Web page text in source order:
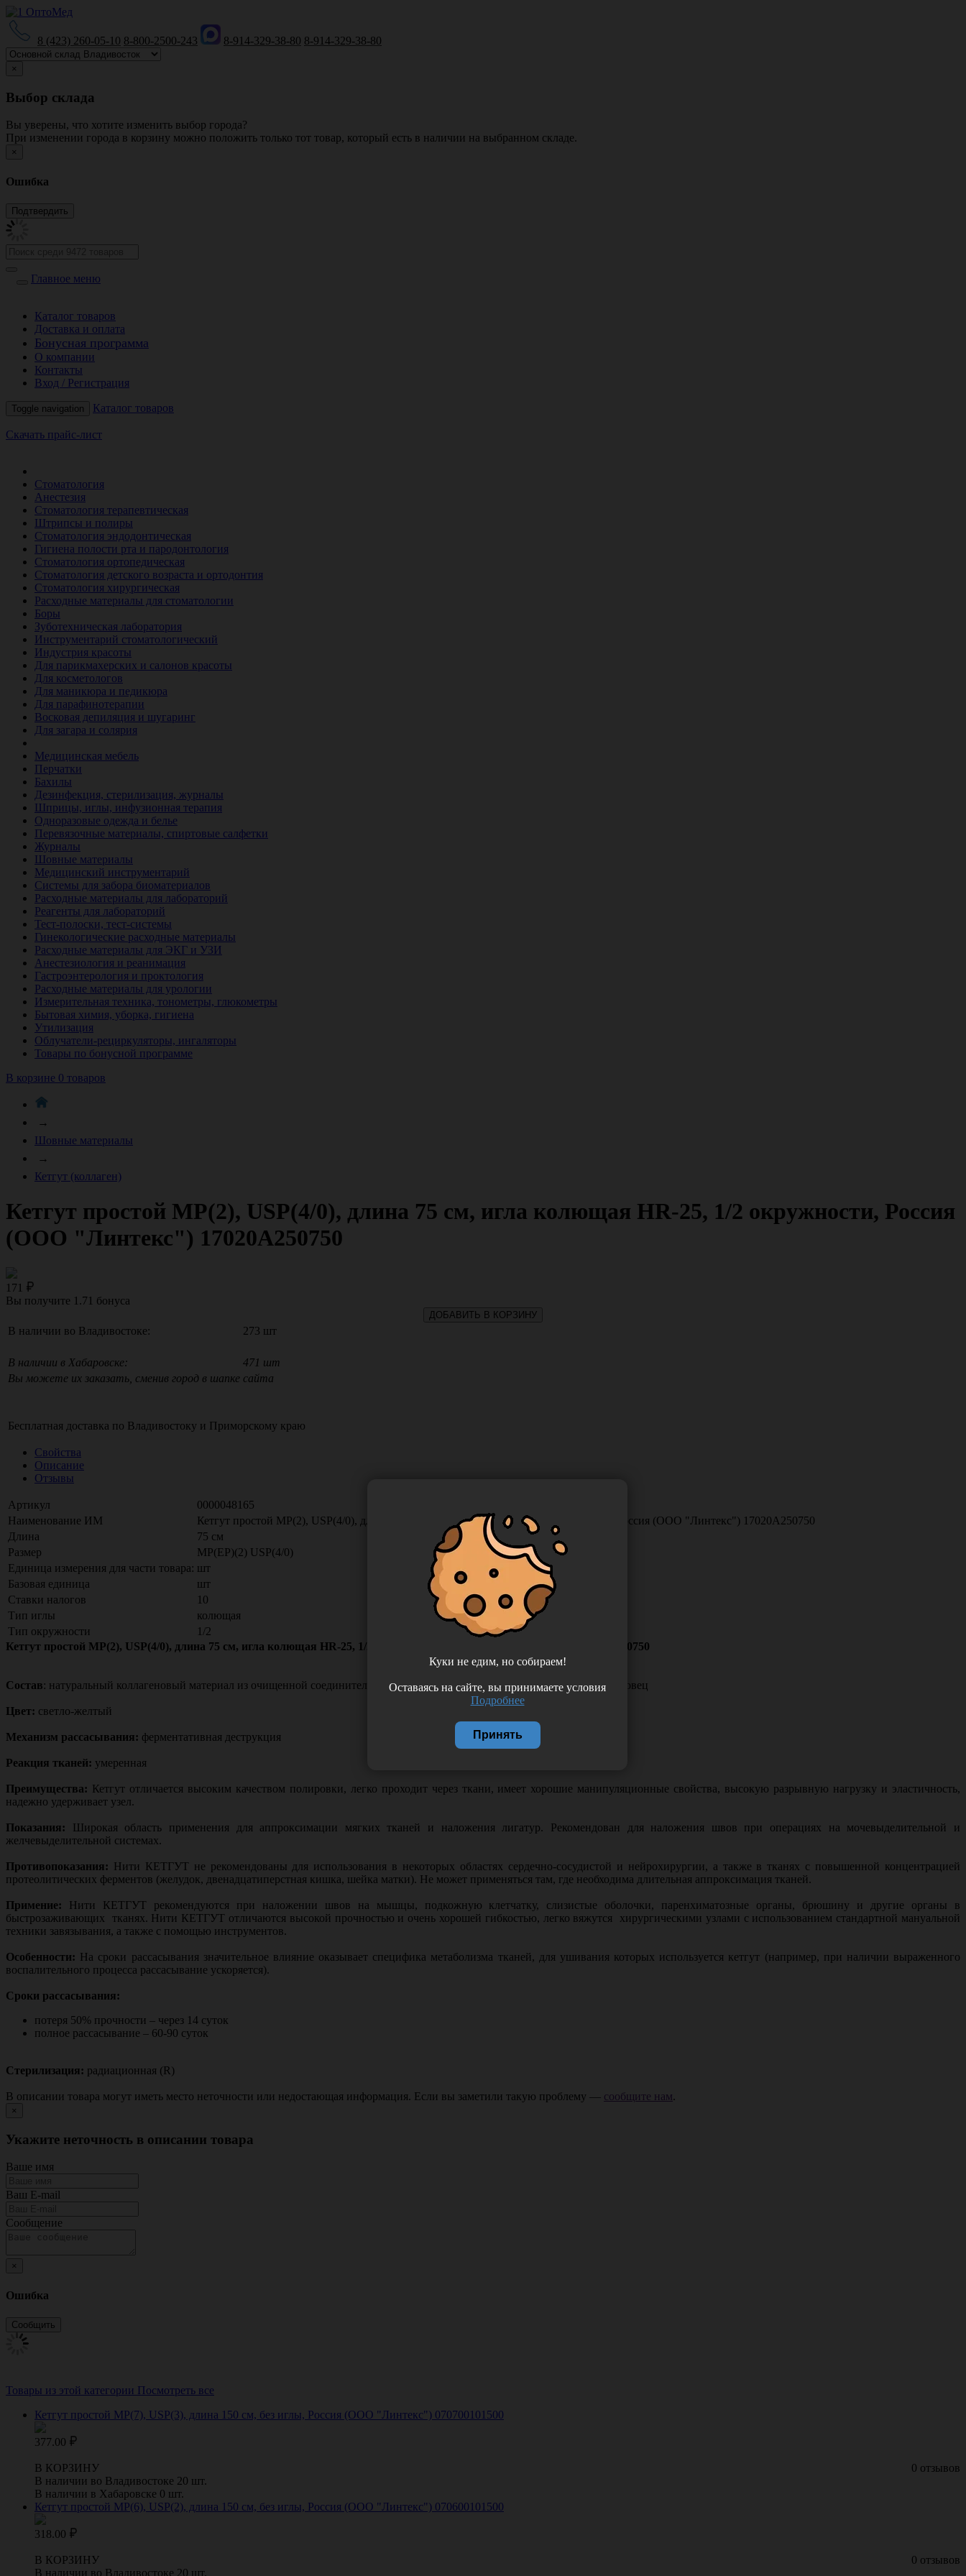
8 (423) 260-05-10 8-800-2500-243 8-914-329-38-80 8-914-329-38-80
×
Выбор склада
Вы уверены, что хотите изменить выбор города?
При изменении города в корзину можно положить только тот товар, который есть в наличии на выбранном складе.
×
Ошибка
Главное меню
Каталог товаров
Доставка и оплата
Бонусная программа
О компании
Контакты
Вход / Регистрация
Toggle navigation Каталог товаров
Скачать прайс-лист
Стоматология
Анестезия
Стоматология терапевтическая
Штрипсы и полиры
Стоматология эндодонтическая
Гигиена полости рта и пародонтология
Стоматология ортопедическая
Стоматология детского возраста и ортодонтия
Стоматология хирургическая
Расходные материалы для стоматологии
Боры
Зуботехническая лаборатория
Инструментарий стоматологический
Индустрия красоты
Для парикмахерских и салонов красоты
Для косметологов
Для маникюра и педикюра
Для парафинотерапии
Восковая депиляция и шугаринг
Для загара и солярия
Медицинская мебель
Перчатки
Бахилы
Дезинфекция, стерилизация, журналы
Шприцы, иглы, инфузионная терапия
Одноразовые одежда и белье
Перевязочные материалы, спиртовые салфетки
Журналы
Шовные материалы
Медицинский инструментарий
Системы для забора биоматериалов
Расходные материалы для лабораторий
Реагенты для лабораторий
Тест-полоски, тест-системы
Гинекологические расходные материалы
Расходные материалы для ЭКГ и УЗИ
Анестезиология и реанимация
Гастроэнтерология и проктология
Расходные материалы для урологии
Измерительная техника, тонометры, глюкометры
Бытовая химия, уборка, гигиена
Утилизация
Облучатели-рециркуляторы, ингаляторы
Товары по бонусной программе
В корзине 0 товаров
→
Шовные материалы
→
Кетгут (коллаген)
Кетгут простой МР(2), USР(4/0), длина 75 см, игла колющая HR-25, 1/2 окружности, Россия
(ООО "Линтекс") 17020A250750
171
Вы получите 1.71 бонуса
ДОБАВИТЬ В КОРЗИНУ
В наличии во Владивостоке: 273 шт
В наличии в Хабаровске:
471 шт
Вы можете их заказать, сменив город в шапке сайта
Бесплатная доставка по Владивостоку и Приморскому краю
Свойства
Описание
Отзывы
Артикул
0000048165
Наименование ИМ
Кетгут простой МР(2), USР(4/0), длина 75 см, игла колющая HR-25, 1/2 окружности, Россия (ООО "Линтекс") 17020A250750
Длина
75 см
Размер
МР(EP)(2) USР(4/0)
Единица измерения для части товара: шт
Базовая единица
шт
Ставки налогов
10
Тип иглы
колющая
Тип окружности
1/2
Кетгут простой МР(2), USР(4/0), длина 75 см, игла колющая HR-25, 1/2 окружности, Россия (ООО "Линтекс") 17020A250750
Состав: натуральный коллагеновый материал из очищенной соединительной ткани подслизистого слоя тонкого кишечника овец
Цвет: светло-желтый
Механизм рассасывания: ферментативная деструкция
Реакция тканей: умеренная
Преимущества: Кетгут отличается высоким качеством полировки, легко проходит через ткани, имеет хорошие манипуляционные свойства, высокую разрывную нагрузку и эластичность,
надежно удерживает узел.
Показания: Широкая область применения для аппроксимации мягких тканей и наложения лигатур. Рекомендован для наложения швов при операциях на мочевыделительной и
желчевыделительной системах.
Противопоказания: Нити КЕТГУТ не рекомендованы для использования в некоторых областях сердечно-сосудистой и нейрохирургии, а также в тканях с повышенной концентрацией
протеолитических ферментов (желудок, двенадцатиперстная кишка, шейка матки). Не может применяться там, где необходима длительная аппроксимация тканей.
Примение: Нити КЕТГУТ рекомендуются при наложении швов на мышцы, подкожную клетчатку, слизистые оболочки, паренхиматозные органы, брюшину и другие органы в
быстрозаживающих тканях. Нити КЕТГУТ отличаются высокой прочностью и очень хорошей гибкостью, легко вяжутся хирургическими узлами с использованием стандартной мануальной
техники завязывания, а также с помощью инструментов.
Особенности: На сроки рассасывания значительное влияние оказывает специфика метаболизма тканей, для ушивания которых используется кетгут (например, при наличии выраженного
воспалительного процесса рассасывание ускоряется).
Сроки рассасывания:
потеря 50% прочности – через 14 суток
полное рассасывание – 60-90 суток
Стерилизация: радиационная (R)
В описании товара могут иметь место неточности или недостающая информация. Если вы заметили такую проблему — сообщите нам.
×
Укажите неточность в описании товара
Ваше имя
Ваш E-mail
Сообщение
×
Ошибка
Товары из этой категории Посмотреть все
Кетгут простой МР(7), USP(3), длина 150 см, без иглы, Россия (ООО "Линтекс") 070700101500
377.00
0 отзывов
В КОРЗИНУ
В наличии во Владивостоке 20 шт.
В наличии в Хабаровске 0 шт.
Кетгут простой МР(6), USP(2), длина 150 см, без иглы, Россия (ООО "Линтекс") 070600101500
318.00
0 отзывов
В КОРЗИНУ
В наличии во Владивостоке 20 шт.
Куки не едим, но собираем!
Оставаясь на сайте, вы принимаете условия
Подробнее
Принять